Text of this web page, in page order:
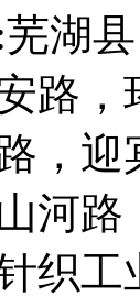
湖
路
，
河路
织工